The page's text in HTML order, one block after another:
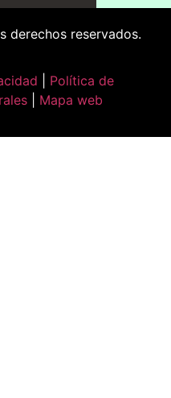
derechos reservados.
Política de
Mapa web